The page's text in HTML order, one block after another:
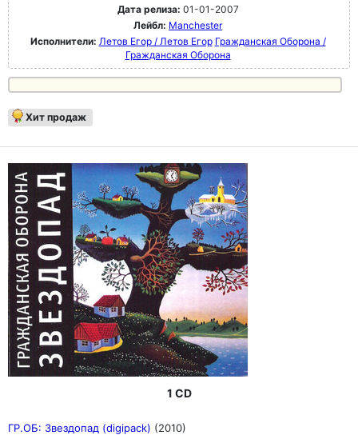
Дата релиза: 01-01-2007
Лейбл: Manchester
Исполнители: Летов Егор / Летов Егор Гражданская Оборона /
Гражданская Оборона
Хит продаж
1 CD
ГР.ОБ: Звездопад (digipack) (2010)